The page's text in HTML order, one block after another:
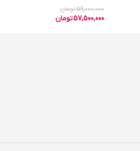
59,000,000تومان
57,500,000تومان